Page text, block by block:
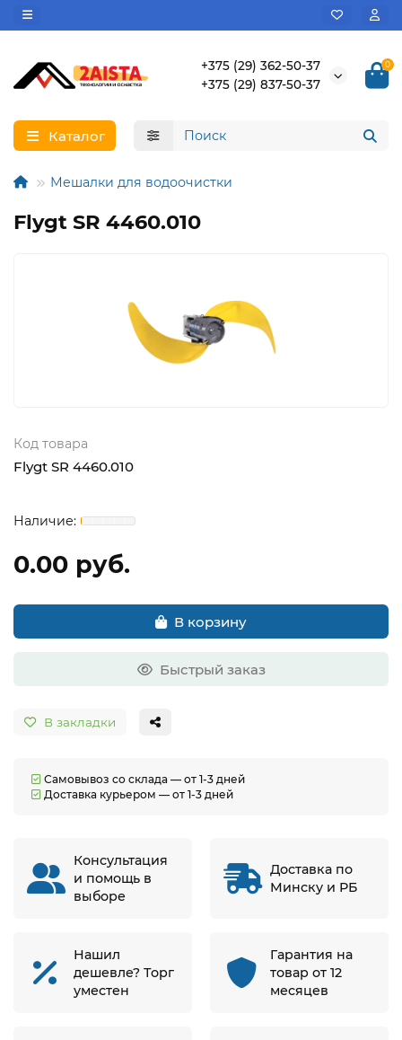
+375 (29) 362-50-37
+375 (29) 837-50-37
0
Каталог
Мешалки для водоочистки
Flygt SR 4460.010
Код товара
Flygt SR 4460.010
0.00 руб.
В корзину
Быстрый заказ
В закладки
Самовывоз со склада — от 1-3 дней
Доставка курьером — от 1-3 дней
Консультация
и помощь в
выборе
Доставка по
Минску и РБ
Нашил
дешевле? Торг
уместен
Гарантия на
товар от 12
месяцев